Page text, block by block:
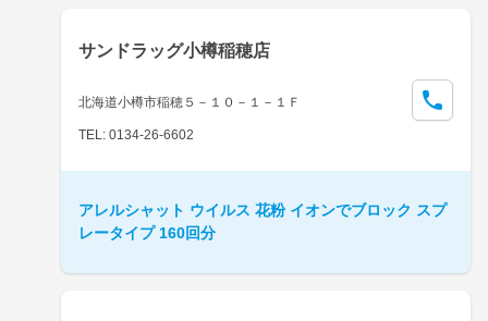
サンドラッグ小樽稲穂店
北海道小樽市稲穂５－１０－１－１Ｆ
TEL: 0134-26-6602
アレルシャット ウイルス 花粉 イオンでブロック スプ
レータイプ 160回分